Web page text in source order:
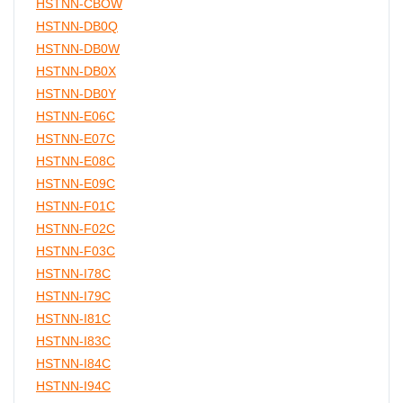
HSTNN-CBOW
HSTNN-DB0Q
HSTNN-DB0W
HSTNN-DB0X
HSTNN-DB0Y
HSTNN-E06C
HSTNN-E07C
HSTNN-E08C
HSTNN-E09C
HSTNN-F01C
HSTNN-F02C
HSTNN-F03C
HSTNN-I78C
HSTNN-I79C
HSTNN-I81C
HSTNN-I83C
HSTNN-I84C
HSTNN-I94C